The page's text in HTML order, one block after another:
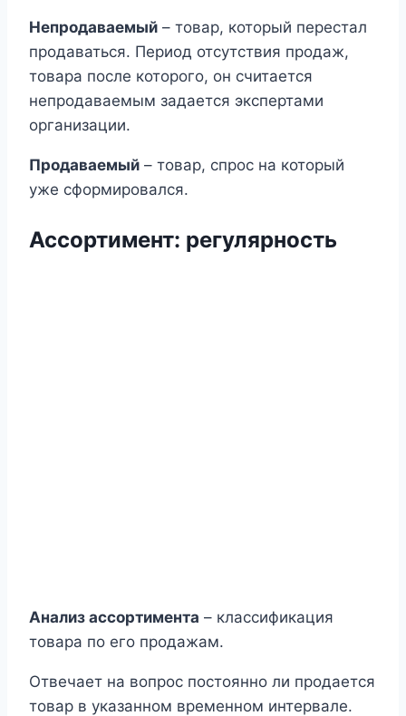
Непродаваемый – товар, который перестал
продаваться. Период отсутствия продаж,
товара после которого, он считается
непродаваемым задается экспертами
организации.
Продаваемый – товар, спрос на который
уже сформировался.
Ассортимент: регулярность
Анализ ассортимента – классификация
товара по его продажам.
Отвечает на вопрос постоянно ли продается
товар в указанном временном интервале.